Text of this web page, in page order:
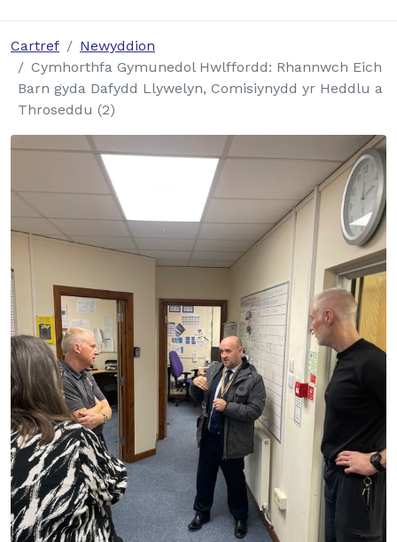
Cartref
Newyddion
Cymhorthfa Gymunedol Hwlffordd: Rhannwch Eich
Barn gyda Dafydd Llywelyn, Comisiynydd yr Heddlu a
Throseddu (2)